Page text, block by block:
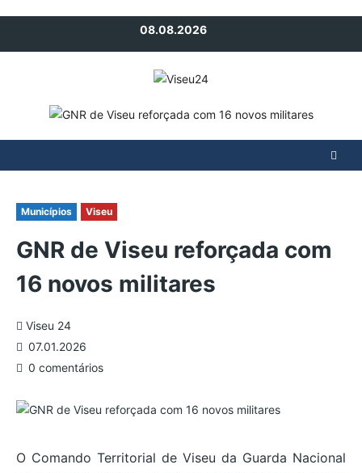
08.08.2026
Municípios Viseu
GNR de Viseu reforçada com
16 novos militares
Viseu 24
07.01.2026
0 comentários
O Comando Territorial de Viseu da Guarda Nacional